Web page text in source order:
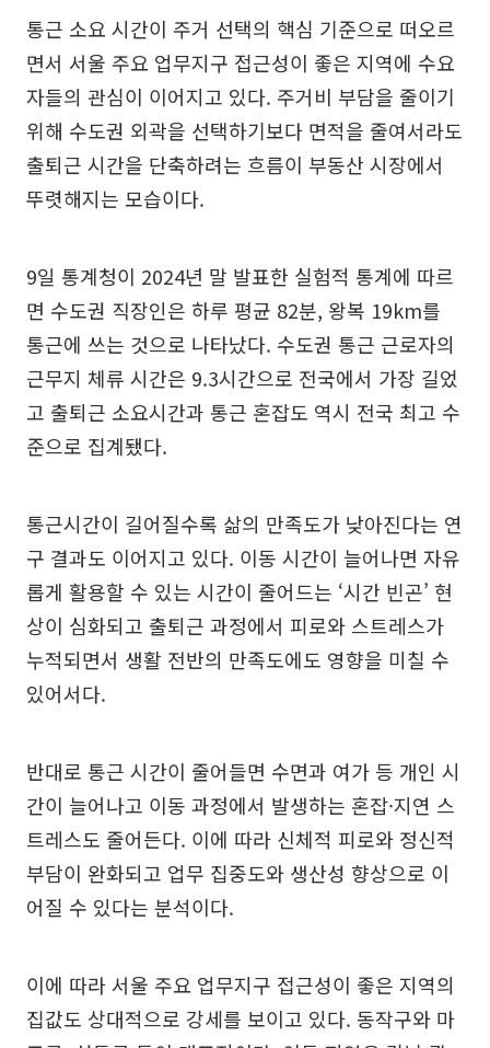
통근 소요 시간이 주거 선택의 핵심 기준으로 떠오르
면서 서울 주요 업무지구 접근성이 좋은 지역에 수요
자들의 관심이 이어지고 있다. 주거비 부담을 줄이기
위해 수도권 외곽을 선택하기보다 면적을 줄여서라도
출퇴근 시간을 단축하려는 흐름이 부동산 시장에서
뚜렷해지는 모습이다.
9일 통계청이 2024년 말 발표한 실험적 통계에 따르
면 수도권 직장인은 하루 평균 82분, 왕복 19km를
통근에 쓰는 것으로 나타났다. 수도권 통근 근로자의
근무지 체류 시간은 9.3시간으로 전국에서 가장 길었
고 출퇴근 소요시간과 통근 혼잡도 역시 전국 최고 수
준으로 집계됐다.
통근시간이 길어질수록 삶의 만족도가 낮아진다는 연
구 결과도 이어지고 있다. 이동 시간이 늘어나면 자유
롭게 활용할 수 있는 시간이 줄어드는 ‘시간 빈곤’ 현
상이 심화되고 출퇴근 과정에서 피로와 스트레스가
누적되면서 생활 전반의 만족도에도 영향을 미칠 수
있어서다.
반대로 통근 시간이 줄어들면 수면과 여가 등 개인 시
간이 늘어나고 이동 과정에서 발생하는 혼잡·지연 스
트레스도 줄어든다. 이에 따라 신체적 피로와 정신적
부담이 완화되고 업무 집중도와 생산성 향상으로 이
어질 수 있다는 분석이다.
이에 따라 서울 주요 업무지구 접근성이 좋은 지역의
집값도 상대적으로 강세를 보이고 있다. 동작구와 마